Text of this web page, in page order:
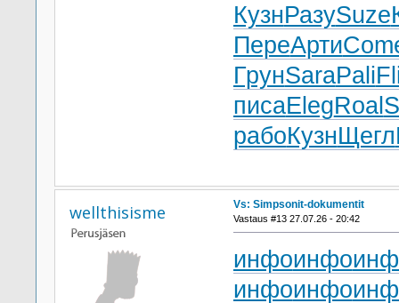
КузнРазуSuze
ПереАрти
ГрунSaraPali
писаElegRoal
рабоКузнЩегл
wellthisisme Vs: Simpsonit-dokumentit
Vastaus #13 27.07.26 - 20:42
инфоинфо
инфоинфо